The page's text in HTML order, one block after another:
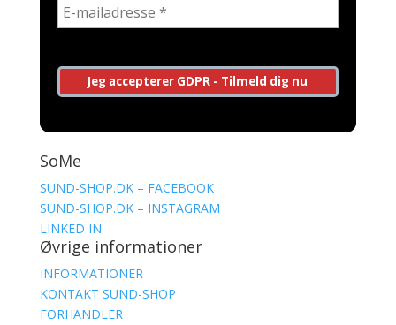
SoMe
SUND-SHOP.DK – FACEBOOK
SUND-SHOP.DK – INSTAGRAM
LINKED IN
Øvrige informationer
INFORMATIONER
KONTAKT SUND-SHOP
FORHANDLER